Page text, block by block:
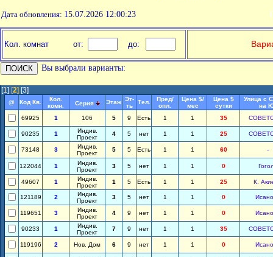
Дата обновления: 15.07.2026 12:00:23
Кол. комнат от: до:
Вы выбрали варианты:
[1] [2] [3]
@ Код Кв.
Кол.
комн.
Серия Этаж Эт-
ть
Тел.
Пред/
опл.
Цена $/
мес
Цена $
сутки
Улица с
на
69925
1 106 5 9 Есть 1 1 35
90235 1
Индив.
Проект
4 5 нет 1 1 25
73148 3
Индив.
Проект
5 5 Есть 1 1 60 -
122044 1
Индив.
Проект
3 5 нет 1 1 0
49607 1
Индив.
Проект
1 5 Есть 1 1 25 К.
121189 2
Индив.
Проект
3 5 нет 1 1 0
119651 3
Индив.
Проект
4 9 нет 1 1 0
90233 1
Индив.
Проект
7 9 нет 1 1 35
119196 2 Нов. Дом 6 9 нет 1 1 0